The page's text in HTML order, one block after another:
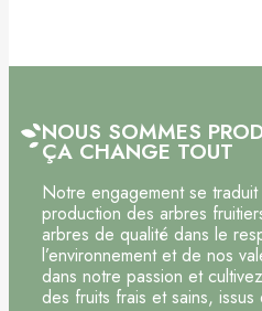
NOUS SOMMES
ÇA CHANGE TOUT
Notre engagement se
production des arbres
arbres de qualité dans le
l’environnement et de nos
dans notre passion et
des fruits frais et sains,